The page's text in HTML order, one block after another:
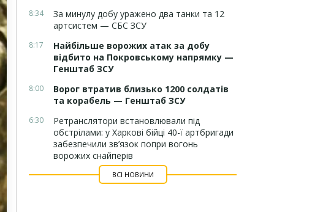
8:34
За минулу добу уражено два танки та 12
артсистем — СБС ЗСУ
8:17
Найбільше ворожих атак за добу
відбито на Покровському напрямку —
Генштаб ЗСУ
8:00
Ворог втратив близько 1200 солдатів
та корабель — Генштаб ЗСУ
6:30
Ретранслятори встановлювали під
обстрілами: у Харкові бійці 40-ї артбригади
забезпечили зв’язок попри вогонь
ворожих снайперів
ВСІ НОВИНИ